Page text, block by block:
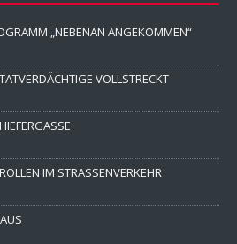
„NEBENAN ANGEKOMMEN“
VOLLSTRECKT
IM STRASSENVERKEHR